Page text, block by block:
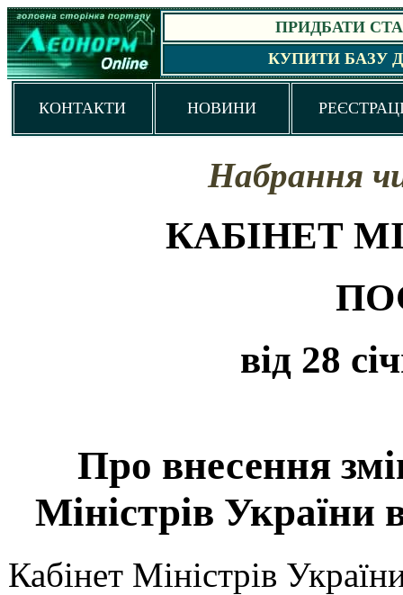
ПРИДБАТИ
КУПИТИ БАЗУ
КОНТАКТИ НОВИНИ
Набрання
КАБІНЕТ
від 28
Про внесення
Міністрів України
Кабінет Міністрів